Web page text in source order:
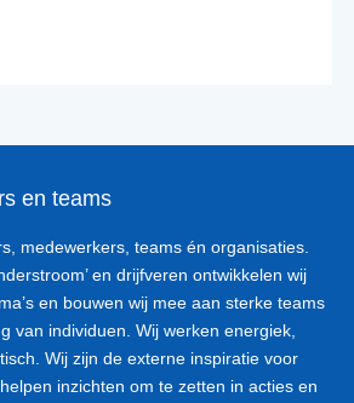
en teams
medewerkers, teams én organisaties.
en drijfveren ontwikkelen wij
en bouwen wij mee aan sterke teams
van individuen. Wij werken energiek,
Wij zijn de externe inspiratie voor
inzichten om te zetten in acties en